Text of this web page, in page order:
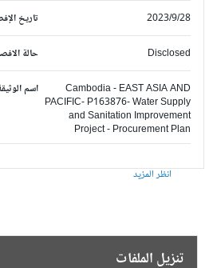
تاريخ الإفصاح 2023/9/28
حالة الافصاح Disclosed
اسم الوثيقة
Cambodia - EAST ASIA AND
PACIFIC- P163876- Water Supply
and Sanitation Improvement
Project - Procurement Plan
انظر المزيد
تنزيل الملفات